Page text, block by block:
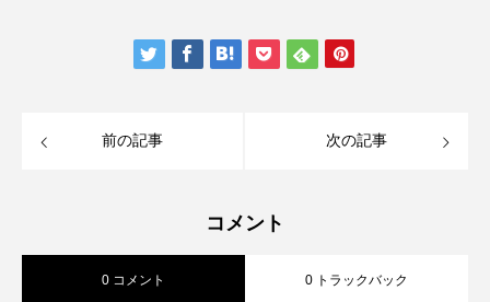
前の記事 次の記事
コメント
0 コメント 0 トラックバック